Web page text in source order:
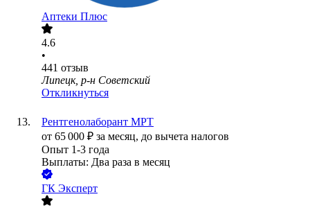
Аптеки Плюс
4.6
•
441 отзыв
Липецк, р-н Советский
Откликнуться
Рентгенолаборант МРТ
от 65 000 ₽ за месяц, до вычета налогов
Опыт 1-3 года
Выплаты: Два раза в месяц
ГК Эксперт